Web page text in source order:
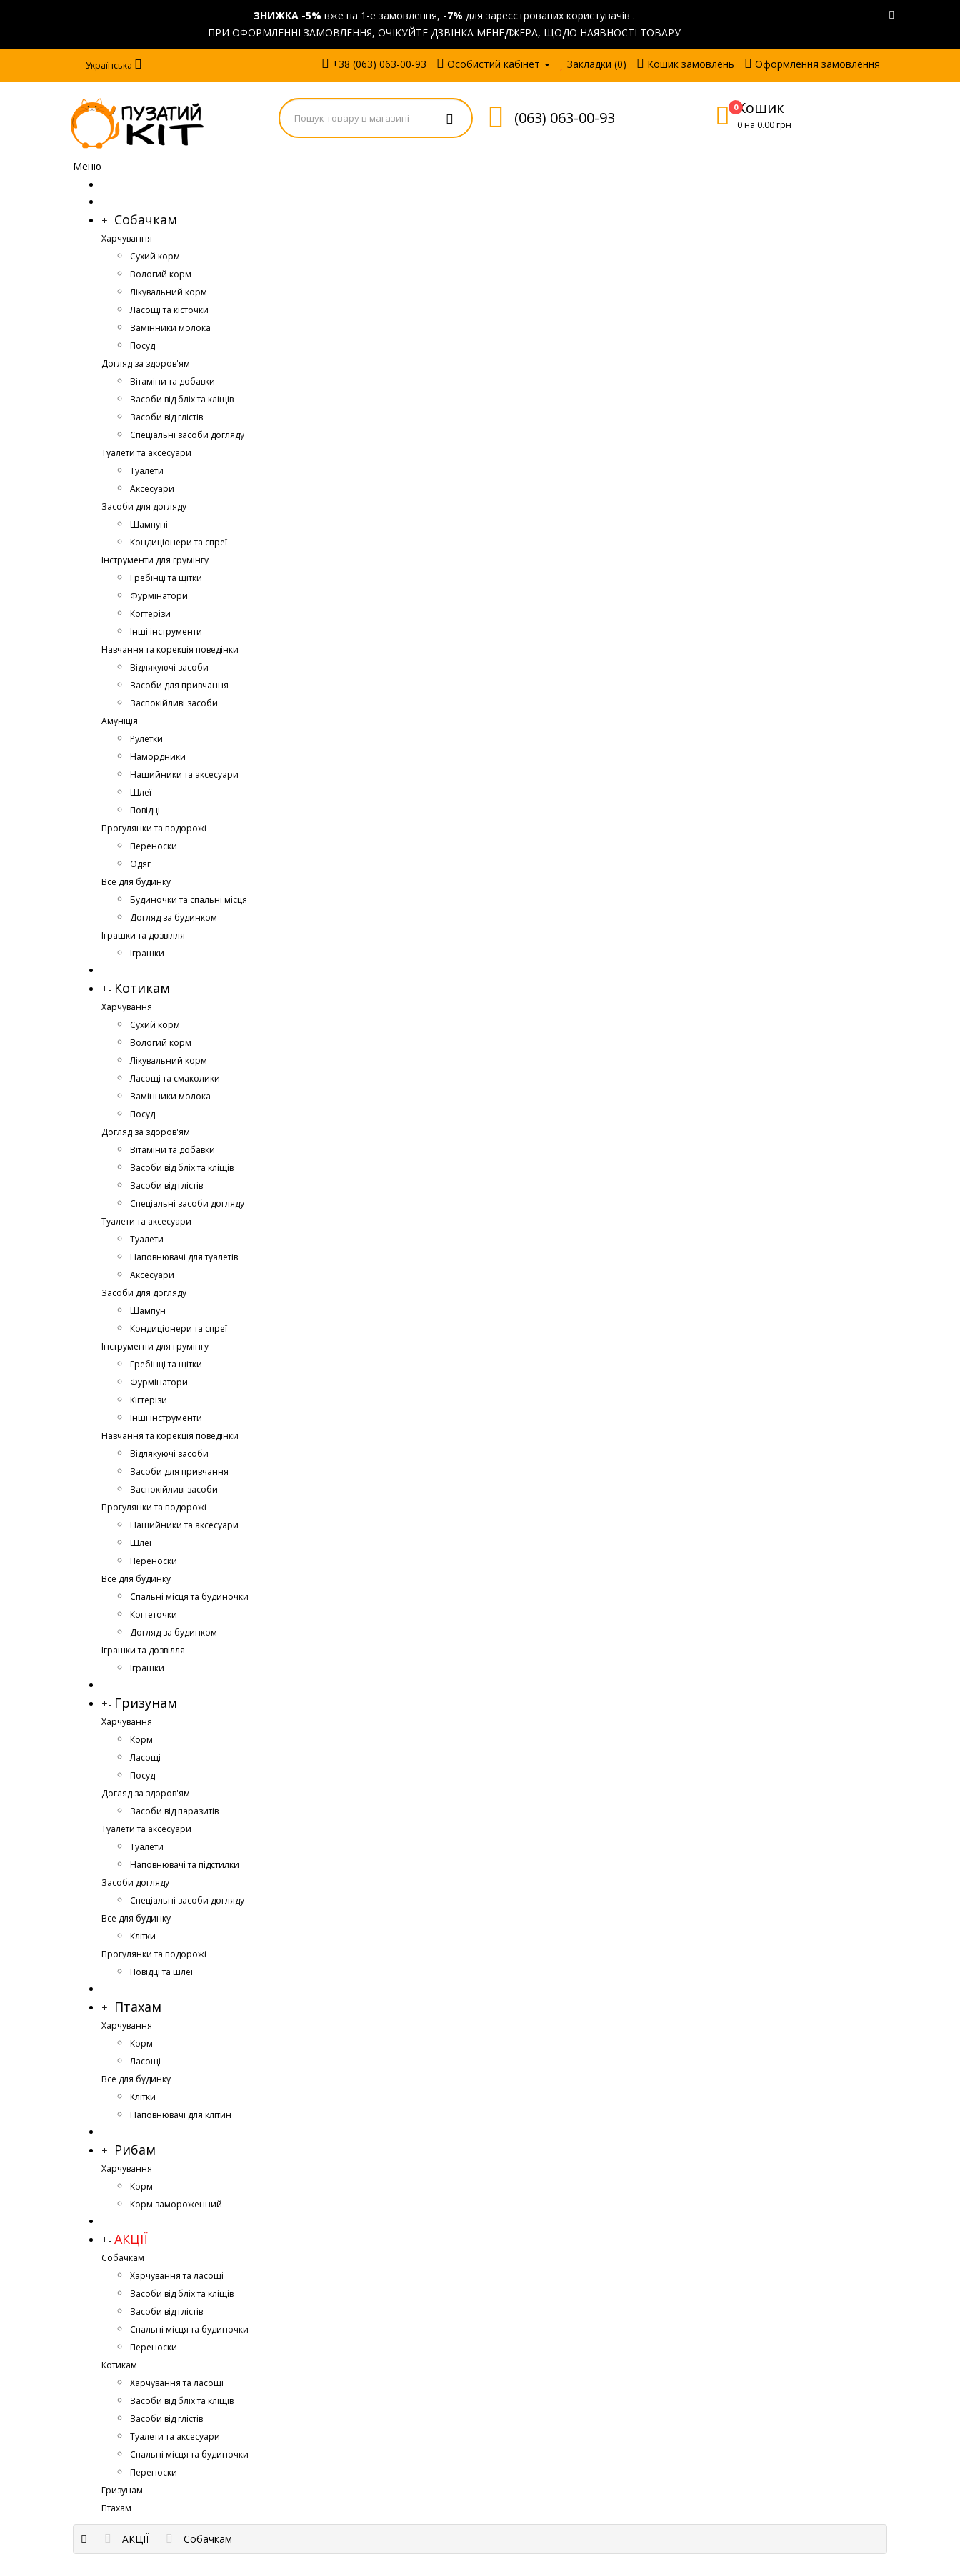
ЗНИЖКА -5% вже на 1-е замовлення, -7% для зареєстрованих користувачів .
ПРИ ОФОРМЛЕННІ ЗАМОВЛЕННЯ, ОЧІКУЙТЕ ДЗВІНКА МЕНЕДЖЕРА, ЩОДО НАЯВНОСТІ ТОВАРУ
Українська +38 (063) 063-00-93 Особистий кабінет Закладки (0) Кошик замовлень Оформлення замовлення
(063) 063-00-93
Кошик
0 на 0.00 грн
0
Меню
+- Собачкам
Харчування
Сухий корм
Вологий корм
Лікувальний корм
Ласощі та кісточки
Замінники молока
Посуд
Догляд за здоров'ям
Вітаміни та добавки
Засоби від бліх та кліщів
Засоби від глістів
Спеціальні засоби догляду
Туалети та аксесуари
Туалети
Аксесуари
Засоби для догляду
Шампуні
Кондиціонери та спреї
Інструменти для грумінгу
Гребінці та щітки
Фурмінатори
Когтерізи
Інші інструменти
Навчання та корекція поведінки
Відлякуючі засоби
Засоби для привчання
Заспокійливі засоби
Амуніція
Рулетки
Намордники
Нашийники та аксесуари
Шлеї
Повідці
Прогулянки та подорожі
Переноски
Одяг
Все для будинку
Будиночки та спальні місця
Догляд за будинком
Іграшки та дозвілля
Іграшки
+- Котикам
Харчування
Сухий корм
Вологий корм
Лікувальний корм
Ласощі та смаколики
Замінники молока
Посуд
Догляд за здоров'ям
Вітаміни та добавки
Засоби від бліх та кліщів
Засоби від глістів
Спеціальні засоби догляду
Туалети та аксесуари
Туалети
Наповнювачі для туалетів
Аксесуари
Засоби для догляду
Шампун
Кондиціонери та спреї
Інструменти для грумінгу
Гребінці та щітки
Фурмінатори
Кігтерізи
Інші інструменти
Навчання та корекція поведінки
Відлякуючі засоби
Засоби для привчання
Заспокійливі засоби
Прогулянки та подорожі
Нашийники та аксесуари
Шлеї
Переноски
Все для будинку
Спальні місця та будиночки
Когтеточки
Догляд за будинком
Іграшки та дозвілля
Іграшки
+- Гризунам
Харчування
Корм
Ласощі
Посуд
Догляд за здоров'ям
Засоби від паразитів
Туалети та аксесуари
Туалети
Наповнювачі та підстилки
Засоби догляду
Спеціальні засоби догляду
Все для будинку
Клітки
Прогулянки та подорожі
Повідці та шлеї
+- Птахам
Харчування
Корм
Ласощі
Все для будинку
Клітки
Наповнювачі для клітин
+- Рибам
Харчування
Корм
Корм замороженний
+- АКЦІЇ
Собачкам
Харчування та ласощі
Засоби від бліх та кліщів
Засоби від глістів
Спальні місця та будиночки
Переноски
Котикам
Харчування та ласощі
Засоби від бліх та кліщів
Засоби від глістів
Туалети та аксесуари
Спальні місця та будиночки
Переноски
Гризунам
Птахам
АКЦІЇ Собачкам